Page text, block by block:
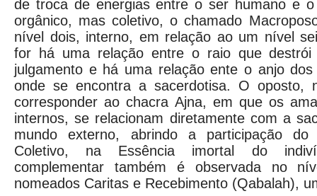
de troca de energias entre o ser humano e
orgânico, mas coletivo, o chamado
nível dois, interno, em relação ao um nível
for há uma relação entre o raio que
julgamento e há uma relação ente o anjo
onde se encontra a sacerdotisa. O oposto,
corresponder ao chacra Ajna, em que os
internos, se relacionam diretamente com a
mundo externo, abrindo a participação
Coletivo, na Essência imortal do
complementar também é observada no
nomeados Caritas e Recebimento (Qabalah),